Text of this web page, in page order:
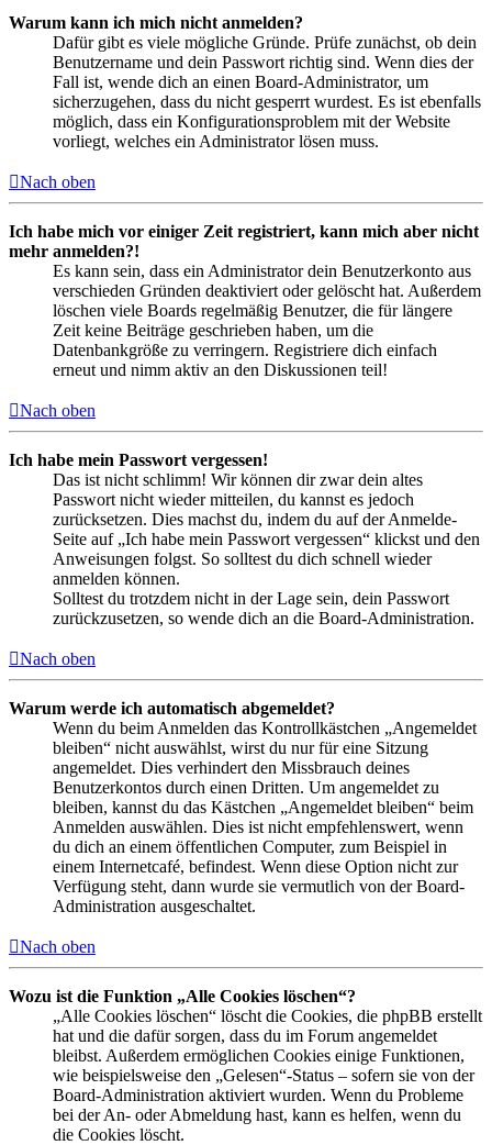
Warum kann ich mich nicht anmelden?
Dafür gibt es viele mögliche Gründe. Prüfe zunächst, ob dein
Benutzername und dein Passwort richtig sind. Wenn dies der
Fall ist, wende dich an einen Board-Administrator, um
sicherzugehen, dass du nicht gesperrt wurdest. Es ist ebenfalls
möglich, dass ein Konfigurationsproblem mit der Website
vorliegt, welches ein Administrator lösen muss.
Nach oben
Ich habe mich vor einiger Zeit registriert, kann mich aber nicht
mehr anmelden?!
Es kann sein, dass ein Administrator dein Benutzerkonto aus
verschieden Gründen deaktiviert oder gelöscht hat. Außerdem
löschen viele Boards regelmäßig Benutzer, die für längere
Zeit keine Beiträge geschrieben haben, um die
Datenbankgröße zu verringern. Registriere dich einfach
erneut und nimm aktiv an den Diskussionen teil!
Nach oben
Ich habe mein Passwort vergessen!
Das ist nicht schlimm! Wir können dir zwar dein altes
Passwort nicht wieder mitteilen, du kannst es jedoch
zurücksetzen. Dies machst du, indem du auf der Anmelde-
Seite auf „Ich habe mein Passwort vergessen“ klickst und den
Anweisungen folgst. So solltest du dich schnell wieder
anmelden können.
Solltest du trotzdem nicht in der Lage sein, dein Passwort
zurückzusetzen, so wende dich an die Board-Administration.
Nach oben
Warum werde ich automatisch abgemeldet?
Wenn du beim Anmelden das Kontrollkästchen „Angemeldet
bleiben“ nicht auswählst, wirst du nur für eine Sitzung
angemeldet. Dies verhindert den Missbrauch deines
Benutzerkontos durch einen Dritten. Um angemeldet zu
bleiben, kannst du das Kästchen „Angemeldet bleiben“ beim
Anmelden auswählen. Dies ist nicht empfehlenswert, wenn
du dich an einem öffentlichen Computer, zum Beispiel in
einem Internetcafé, befindest. Wenn diese Option nicht zur
Verfügung steht, dann wurde sie vermutlich von der Board-
Administration ausgeschaltet.
Nach oben
Wozu ist die Funktion „Alle Cookies löschen“?
„Alle Cookies löschen“ löscht die Cookies, die phpBB erstellt
hat und die dafür sorgen, dass du im Forum angemeldet
bleibst. Außerdem ermöglichen Cookies einige Funktionen,
wie beispielsweise den „Gelesen“-Status – sofern sie von der
Board-Administration aktiviert wurden. Wenn du Probleme
bei der An- oder Abmeldung hast, kann es helfen, wenn du
die Cookies löscht.